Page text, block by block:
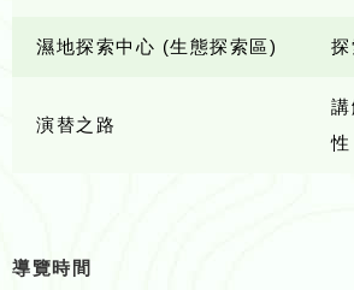
濕地探索中心 (生態探索區)
演替之路
性
導覽時間